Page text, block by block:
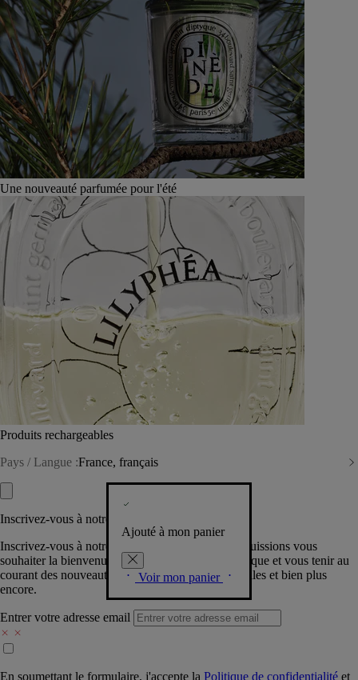
Une nouveauté parfumée pour l'été
Produits rechargeables
Pays / Langue :France, français
Ajouté à mon panier
Voir mon panier
Inscrivez-vous à notre Newsletter
Inscrivez-vous à notre newsletter pour que nous puissions vous
souhaiter la bienvenue dans la communauté Diptyque et vous tenir au
courant des nouveautés, événements, offres spéciales et bien plus
encore.
Entrer votre adresse email
En soumettant le formulaire, j'accepte la Politique de confidentialité et